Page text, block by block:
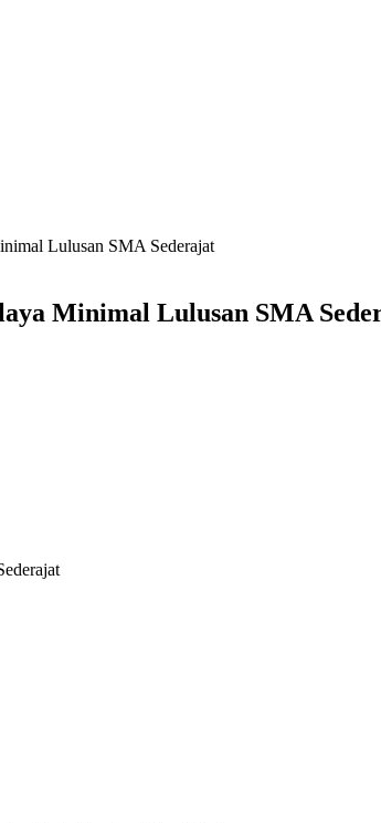
Lulusan SMA Sederajat
Minimal Lulusan SMA